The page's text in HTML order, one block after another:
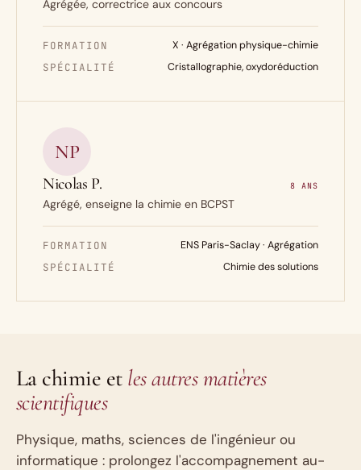
Agrégée, correctrice aux concours
FORMATION X · Agrégation physique-chimie
SPÉCIALITÉ Cristallographie, oxydoréduction
NP
Nicolas P. 8 ANS
Agrégé, enseigne la chimie en BCPST
FORMATION ENS Paris-Saclay · Agrégation
SPÉCIALITÉ Chimie des solutions
La chimie et les autres matières
scientifiques
Physique, maths, sciences de l'ingénieur ou
informatique : prolongez l'accompagnement au-